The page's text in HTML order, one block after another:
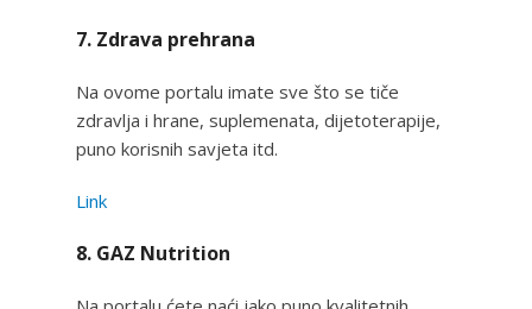
7. Zdrava prehrana
Na ovome portalu imate sve što se tiče
zdravlja i hrane, suplemenata, dijetoterapije,
puno korisnih savjeta itd.
Link
8. GAZ Nutrition